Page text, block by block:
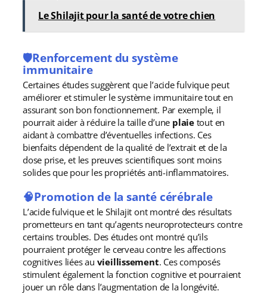
Le Shilajit pour la santé de votre chien
🛡️Renforcement du système
immunitaire
Certaines études suggèrent que l’acide fulvique peut
améliorer et stimuler le système immunitaire tout en
assurant son bon fonctionnement. Par exemple, il
pourrait aider à réduire la taille d’une plaietout en
aidant à combattre d’éventuelles infections. Ces
bienfaits dépendent de la qualité de l’extrait et de la
dose prise, et les preuves scientifiques sont moins
solides que pour les propriétés anti-inflammatoires.
🧠Promotion de la santé cérébrale
L’acide fulvique et le Shilajit ont montré des résultats
prometteurs en tant qu’agents neuroprotecteurs contre
certains troubles. Des études ont montré qu’ils
pourraient protéger le cerveau contre les affections
cognitives liées au vieillissement. Ces composés
stimulent également la fonction cognitive et pourraient
jouer un rôle dans l’augmentation de la longévité.